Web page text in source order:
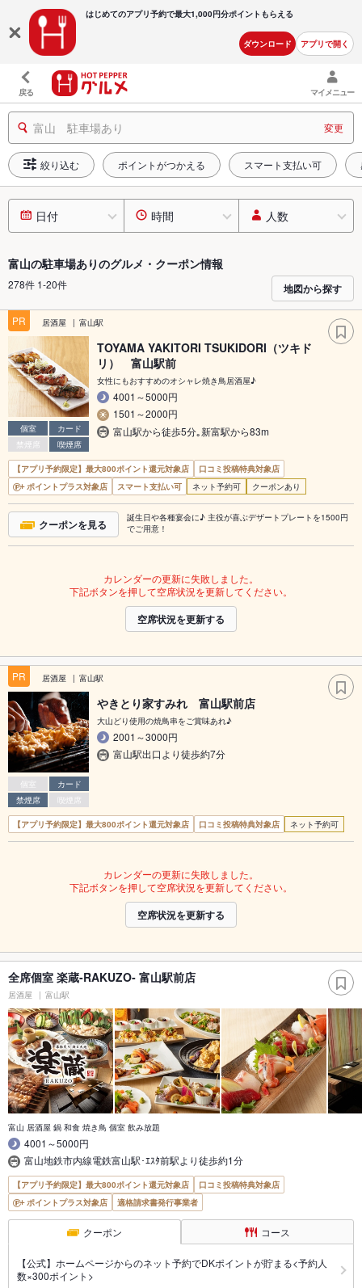
はじめてのアプリ予約で最大1,000円分ポイントもらえる
ダウンロード アプリで開く
戻る マイメニュー
富山 駐車場あり 変更
絞り込む ポイントがつかえる スマート支払い可
日付 時間 人数
富山の駐車場ありのグルメ・クーポン情報
278件 1-20件 地図から探す
PR 居酒屋 富山駅
個室
カード
禁煙席
喫煙席
TOYAMA YAKITORI TSUKIDORI（ツキド
リ） 富山駅前
女性にもおすすめのオシャレ焼き鳥居酒屋♪
4001～5000円
1501～2000円
富山駅から徒歩5分｡新富駅から83m
【アプリ予約限定】最大800ポイント還元対象店
口コミ投稿特典対象店
ポイントプラス対象店
スマート支払い可 ネット予約可 クーポンあり
クーポンを見る
誕生日や各種宴会に♪ 主役が喜ぶデザートプレートを1500円
でご用意！
カレンダーの更新に失敗しました。
下記ボタンを押して空席状況を更新してください。
空席状況を更新する
PR 居酒屋 富山駅
個室
カード
禁煙席
喫煙席
やきとり家すみれ 富山駅前店
大山どり使用の焼鳥串をご賞味あれ♪
2001～3000円
富山駅出口より徒歩約7分
【アプリ予約限定】最大800ポイント還元対象店 口コミ投稿特典対象店 ネット予約可
カレンダーの更新に失敗しました。
下記ボタンを押して空席状況を更新してください。
空席状況を更新する
全席個室 楽蔵‐RAKUZO‐ 富山駅前店
居酒屋 富山駅
富山 居酒屋 鍋 和食 焼き鳥 個室 飲み放題
4001～5000円
富山地鉄市内線電鉄富山駅･ｴｽﾀ前駅より徒歩約1分
【アプリ予約限定】最大800ポイント還元対象店
口コミ投稿特典対象店
ポイントプラス対象店
適格請求書発行事業者
クーポン コース
【公式】ホームページからのネット予約でDKポイントが貯まる<予約人
数×300ポイント>